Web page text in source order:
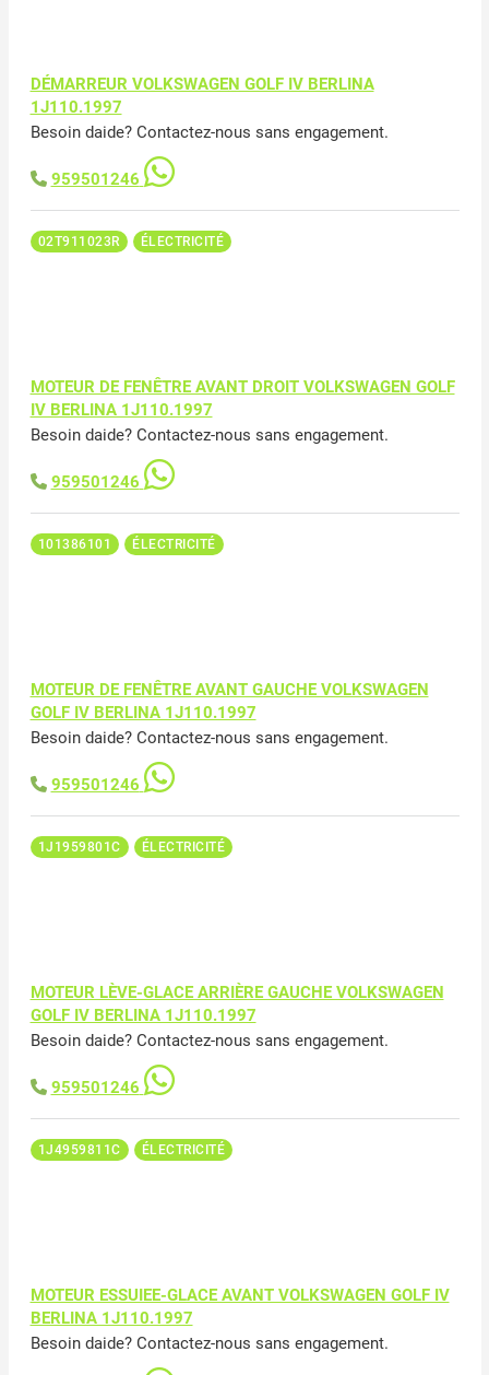
DÉMARREUR VOLKSWAGEN GOLF IV BERLINA
1J110.1997
Besoin daide? Contactez-nous sans engagement.
959501246
02T911023R ÉLECTRICITÉ
MOTEUR DE FENÊTRE AVANT DROIT VOLKSWAGEN GOLF
IV BERLINA 1J110.1997
Besoin daide? Contactez-nous sans engagement.
959501246
101386101 ÉLECTRICITÉ
MOTEUR DE FENÊTRE AVANT GAUCHE VOLKSWAGEN
GOLF IV BERLINA 1J110.1997
Besoin daide? Contactez-nous sans engagement.
959501246
1J1959801C ÉLECTRICITÉ
MOTEUR LÈVE-GLACE ARRIÈRE GAUCHE VOLKSWAGEN
GOLF IV BERLINA 1J110.1997
Besoin daide? Contactez-nous sans engagement.
959501246
1J4959811C ÉLECTRICITÉ
MOTEUR ESSUIEE-GLACE AVANT VOLKSWAGEN GOLF IV
BERLINA 1J110.1997
Besoin daide? Contactez-nous sans engagement.